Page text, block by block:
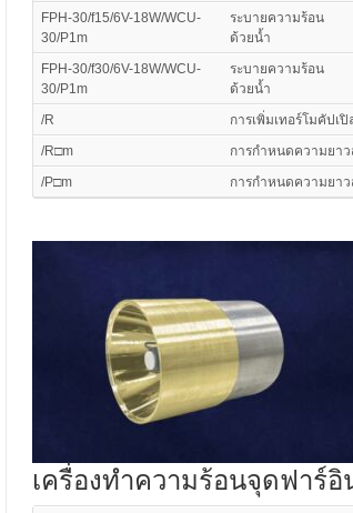
FPH-30/f15/6V-18W/WCU-
30/P1m
ระบายความร้อน
ด้วยน้ำ
FPH-30/f30/6V-18W/WCU-
30/P1m
ระบายความร้อน
ด้วยน้ำ
/R การเพิ่มเทอร์โมคัปเ
/R□m
การกำหนดความยา
/P□m
การกำหนดความยาว
เครื่องทำความร้อนจุดฟาร์อิ